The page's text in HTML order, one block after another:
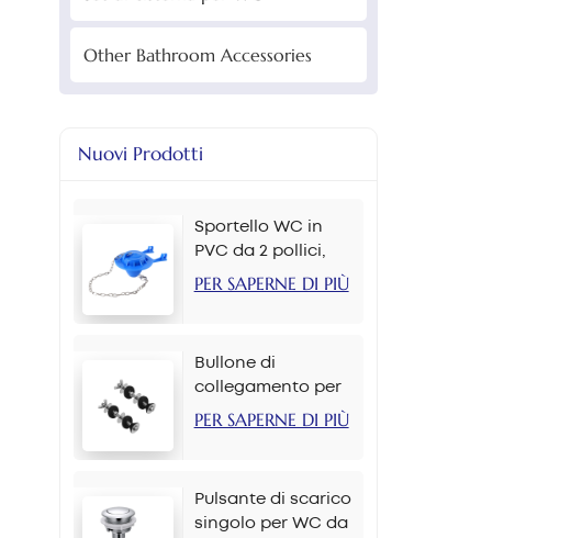
Other Bathroom Accessories
Nuovi Prodotti
Sportello WC in
PVC da 2 pollici,
colori multipli
PER SAPERNE DI PIÙ
Bullone di
collegamento per
cassetta del water
PER SAPERNE DI PIÙ
Pulsante di scarico
singolo per WC da